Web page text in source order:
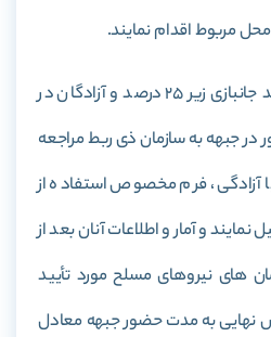
جانبازان با درصد جانبازی زیر 25 درصد و آزادگان در
جبهه به سازمان ذی ربط مراجعه
یا آزادگی، فرم مخصوص استفاده از
و آمار و اطلاعات آنان بعد از
های نیروهای مسلح مورد تأیید
نهایی به مدت حضور جبهه معادل